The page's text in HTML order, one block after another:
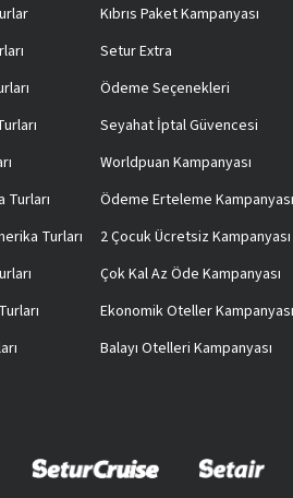
Turları
Turları
Kıbrıs Paket Kampanyası
Setur Extra
Ödeme Seçenekleri
Seyahat İptal Güvencesi
Worldpuan Kampanyası
Ödeme Erteleme Kampanyası
2 Çocuk Ücretsiz Kampanyası
Çok Kal Az Öde Kampanyası
Ekonomik Oteller Kampanyası
Balayı Otelleri Kampanyası